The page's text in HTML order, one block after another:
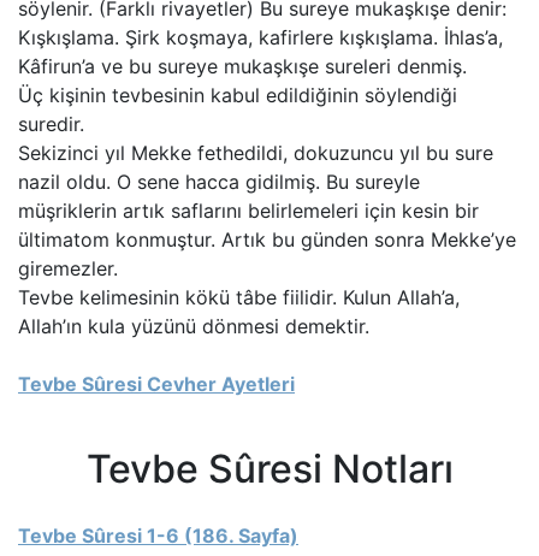
söylenir. (Farklı rivayetler) Bu sureye mukaşkışe denir:
Kışkışlama. Şirk koşmaya, kafirlere kışkışlama. İhlas’a,
Kâfirun’a ve bu sureye mukaşkışe sureleri denmiş.
Üç kişinin tevbesinin kabul edildiğinin söylendiği
suredir.
Sekizinci yıl Mekke fethedildi, dokuzuncu yıl bu sure
nazil oldu. O sene hacca gidilmiş. Bu sureyle
müşriklerin artık saflarını belirlemeleri için kesin bir
ültimatom konmuştur. Artık bu günden sonra Mekke’ye
giremezler.
Tevbe kelimesinin kökü tâbe fiilidir. Kulun Allah’a,
Allah’ın kula yüzünü dönmesi demektir.
Tevbe Sûresi Cevher Ayetleri
Tevbe Sûresi Notları
Tevbe Sûresi 1-6 (186. Sayfa)